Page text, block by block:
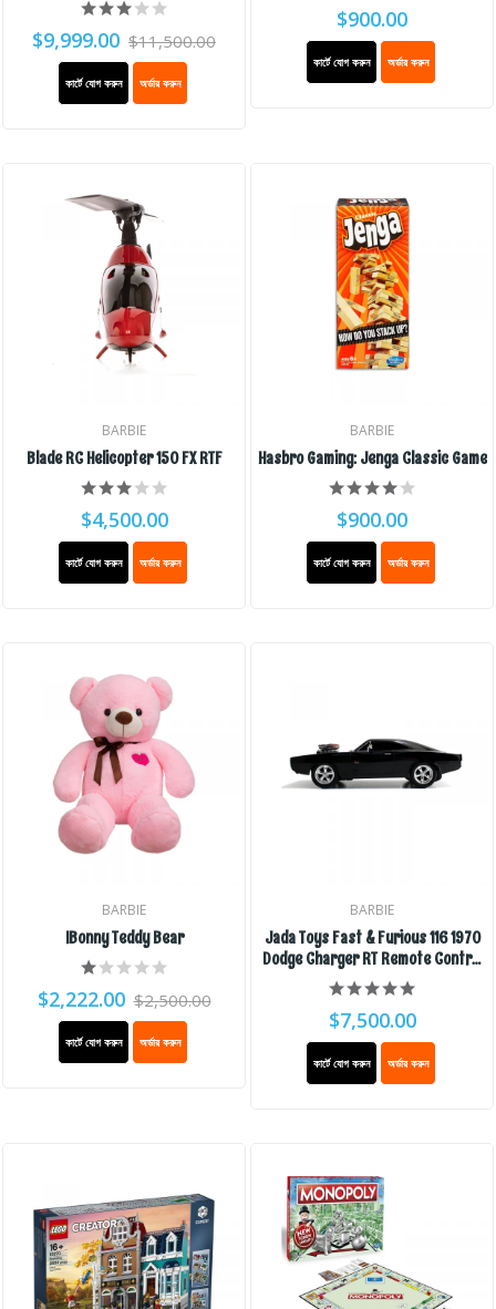
$9,999.00 $11,500.00
কার্টে যোগ করুন অর্ডার করুন
$900.00
কার্টে যোগ করুন অর্ডার করুন
BARBIE
Blade RC Helicopter 150 FX RTF
$4,500.00
কার্টে যোগ করুন অর্ডার করুন
BARBIE
Hasbro Gaming: Jenga Classic Game
$900.00
কার্টে যোগ করুন অর্ডার করুন
BARBIE
IBonny Teddy Bear
$2,222.00 $2,500.00
কার্টে যোগ করুন অর্ডার করুন
BARBIE
Jada Toys Fast & Furious 116 1970
Dodge Charger RT Remote Control
Car 2.4 GHz Black, Toys For Kids
And Adults
$7,500.00
কার্টে যোগ করুন অর্ডার করুন